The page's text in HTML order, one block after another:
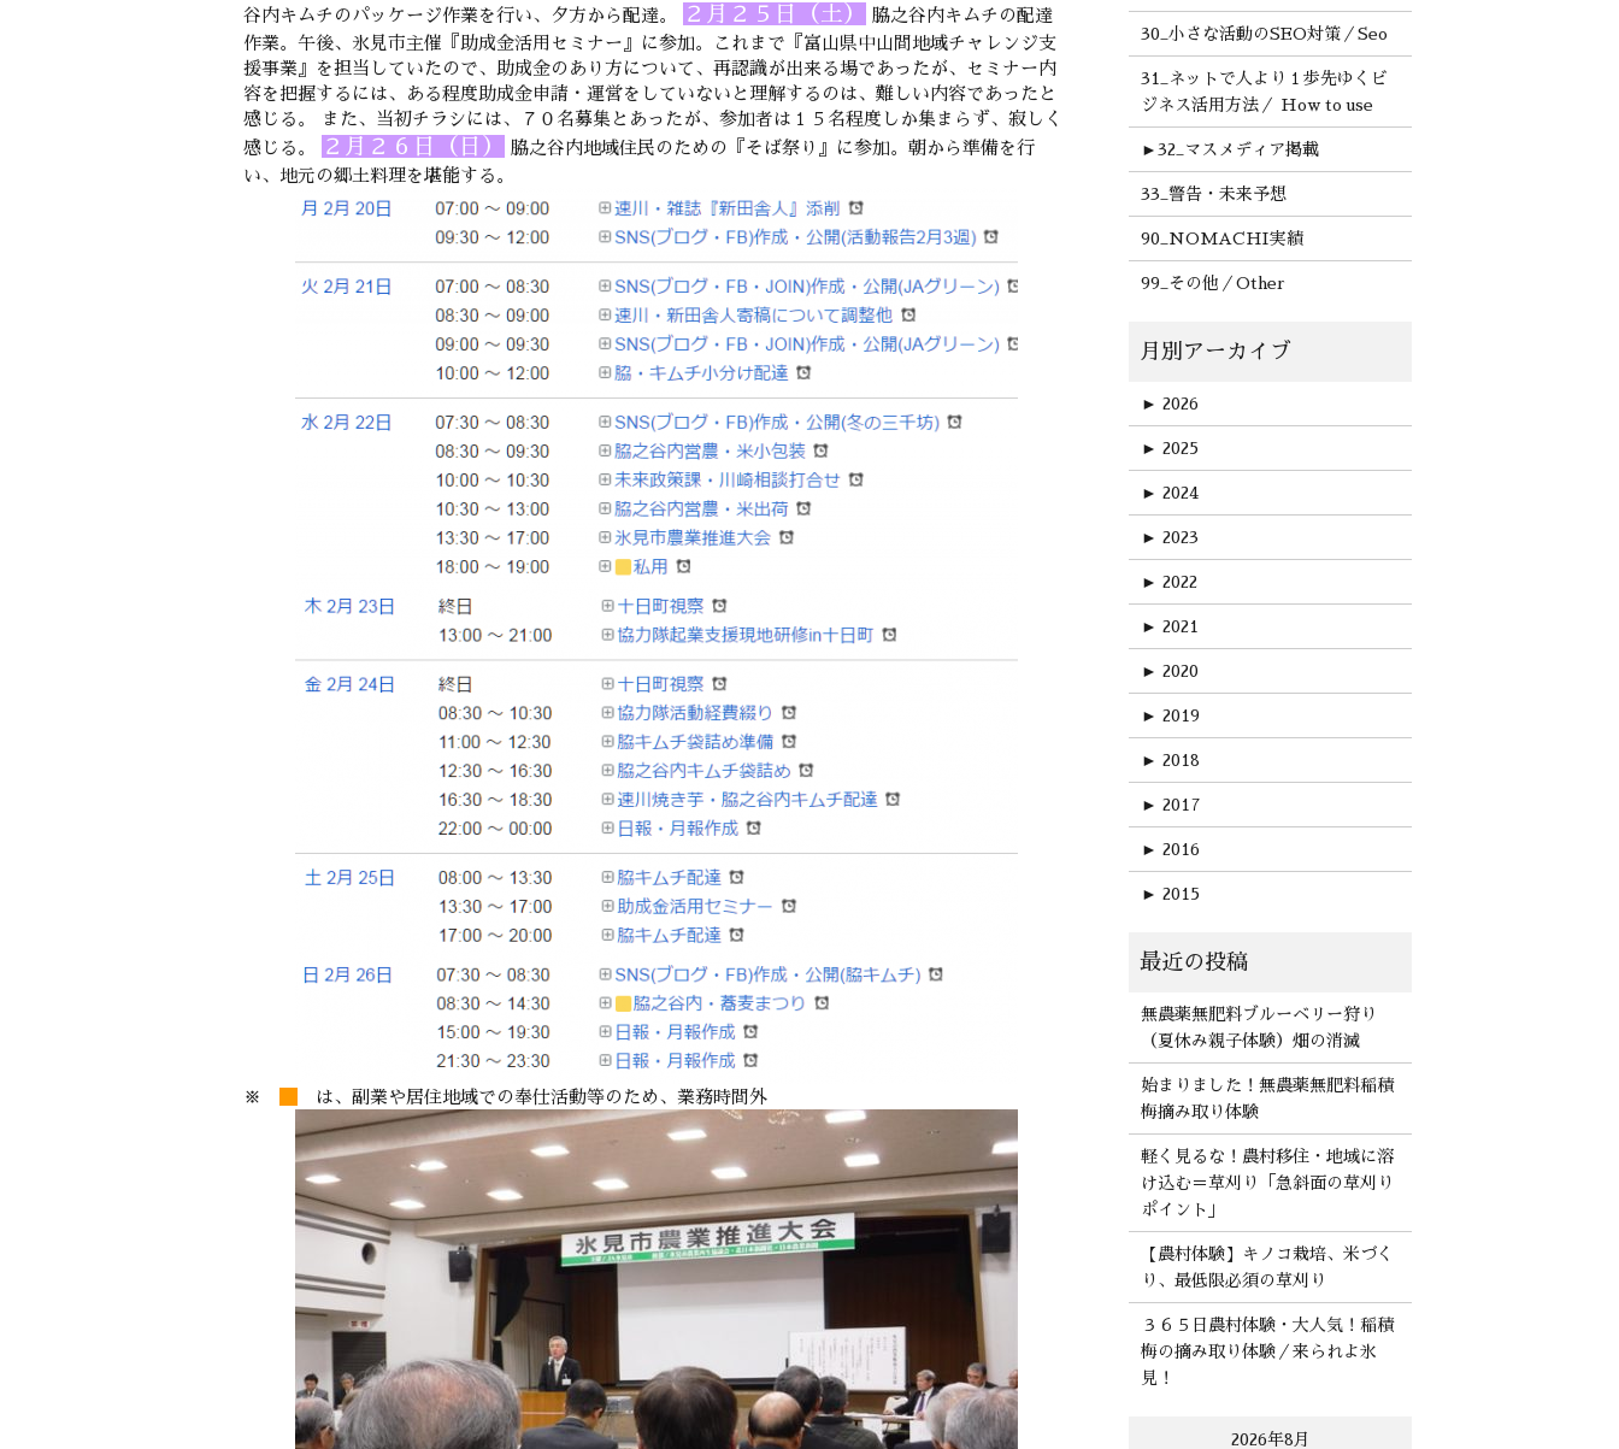
谷内キムチのパッケージ作業を行い、夕方から配達。
２月２５日（土）
脇之谷内キムチの配達
作業。午後、氷見市主催『助成金活用セミナー』に参加。これまで『富山県中山間地域チャレンジ支
援事業』を担当していたので、助成金のあり方について、再認識が出来る場であったが、セミナー内
容を把握するには、ある程度助成金申請・運営をしていないと理解するのは、難しい内容であったと
感じる。 また、当初チラシには、７０名募集とあったが、参加者は１５名程度しか集まらず、寂しく
感じる。
２月２６日（日）
脇之谷内地域住民のための『そば祭り』に参加。朝から準備を行
い、地元の郷土料理を堪能する。
※ は、副業や居住地域での奉仕活動等のため、業務時間外
30_小さな活動のSEO対策／Seo
31_ネットで人より１歩先ゆくビ
ジネス活用方法／ How to use
► 32_マスメディア掲載
33_警告・未来予想
90_NOMACHI実績
99_その他／Other
► 2026
► 2025
► 2024
► 2023
► 2022
► 2021
► 2020
► 2019
► 2018
► 2017
► 2016
► 2015
無農薬無肥料ブルーベリー狩り
（夏休み親子体験）畑の消滅
始まりました！無農薬無肥料稲積
梅摘み取り体験
軽く見るな！農村移住・地域に溶
け込む＝草刈り「急斜面の草刈り
ポイント」
【農村体験】キノコ栽培、米づく
り、最低限必須の草刈り
３６５日農村体験・大人気！稲積
梅の摘み取り体験／来られよ氷
見！
2026年8月